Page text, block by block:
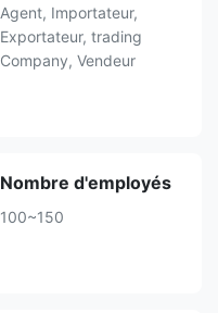
Agent, Importateur,
Exportateur, trading
Company, Vendeur
Nombre d'employés
100~150